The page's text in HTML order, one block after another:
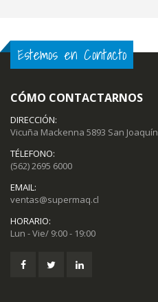
Estemos en Contacto
CÓMO CONTACTARNOS
DIRECCIÓN:
Vicuña Mackenna 5893 San Joaquín
TÉLEFONO:
(562) 2695 6000
EMAIL:
ventas@supermaq.cl
HORARIO:
Lun - Vie/ 9:00 - 19:00